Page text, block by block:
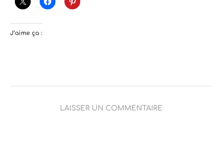
J’aime ça :
LAISSER UN COMMENTAIRE